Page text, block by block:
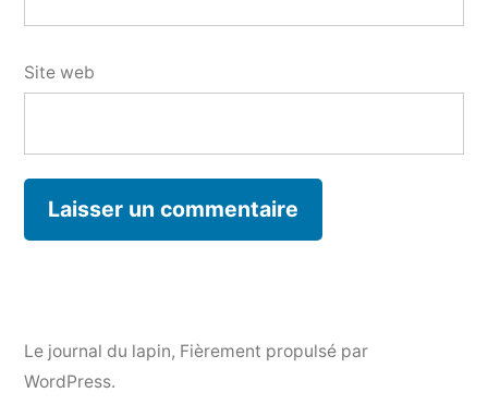
Site web
Le journal du lapin, Fièrement propulsé par
WordPress.